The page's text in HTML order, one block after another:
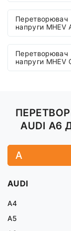
Перетворювач
напруги MHEV
Перетворювач
напруги MHEV
AUDI A6
A
AUDI
A4
A5